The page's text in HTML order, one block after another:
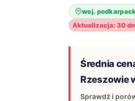
woj.
Aktualizacja: 30
Średnia
Rzeszowie
Sprawdź i